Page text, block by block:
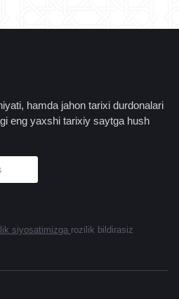
hamda jahon tarixi durdonalari
eng yaxshi tarixiy saytga hush
siyosatimizga rozilik bildirasiz